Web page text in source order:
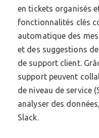
en tickets organisés
fonctionnalités clés
automatique des
et des suggestions
de support client.
support peuvent
de niveau de service
analyser des
Slack.